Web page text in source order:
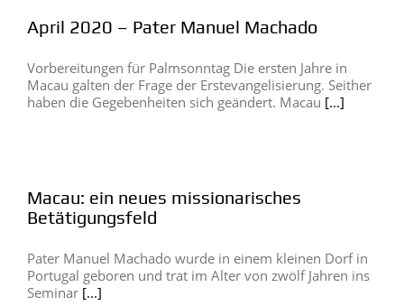
April 2020 – Pater Manuel Machado
Vorbereitungen für Palmsonntag Die ersten Jahre in
Macau galten der Frage der Erstevangelisierung. Seither
haben die Gegebenheiten sich geändert. Macau [...]
Macau: ein neues missionarisches
Betätigungsfeld
Pater Manuel Machado wurde in einem kleinen Dorf in
Portugal geboren und trat im Alter von zwölf Jahren ins
Seminar [...]